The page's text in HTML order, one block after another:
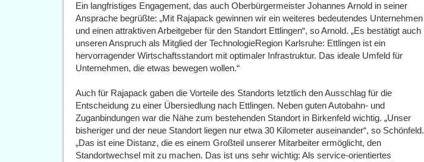
Ein langfristiges Engagement, das auch Oberbürgermeister Johannes Arnold in seiner
Ansprache begrüßte: „Mit Rajapack gewinnen wir ein weiteres bedeutendes Unternehmen
und einen attraktiven Arbeitgeber für den Standort Ettlingen“, so Arnold. „Es bestätigt auch
unseren Anspruch als Mitglied der TechnologieRegion Karlsruhe: Ettlingen ist ein
hervorragender Wirtschaftsstandort mit optimaler Infrastruktur. Das ideale Umfeld für
Unternehmen, die etwas bewegen wollen.“
Auch für Rajapack gaben die Vorteile des Standorts letztlich den Ausschlag für die
Entscheidung zu einer Übersiedlung nach Ettlingen. Neben guten Autobahn- und
Zuganbindungen war die Nähe zum bestehenden Standort in Birkenfeld wichtig. „Unser
bisheriger und der neue Standort liegen nur etwa 30 Kilometer auseinander“, so Schönfeld.
„Das ist eine Distanz, die es einem Großteil unserer Mitarbeiter ermöglicht, den
Standortwechsel mit zu machen. Das ist uns sehr wichtig: Als service-orientiertes